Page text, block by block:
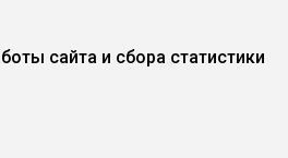
сайта и сбора статистики